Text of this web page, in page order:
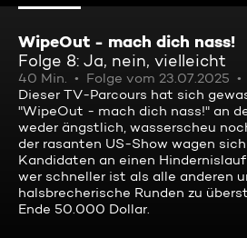
WipeOut - mach dich nass!
Folge 8: Ja, nein, vielleicht
40 Min. Folge vom 23.07.2025
Dieser TV-Parcours hat sich
"WipeOut - mach dich nass!" an
weder ängstlich, wasserscheu
der rasanten US-Show wagen
Kandidaten an einen
wer schneller ist als alle anderen
halsbrecherische Runden zu
Ende 50.000 Dollar.